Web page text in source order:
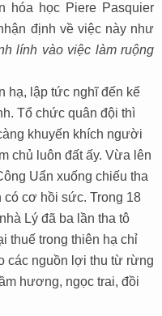
hóa học Piere Pasquier
định về việc này như
lính vào việc làm ruộng
hạ, lập tức nghĩ đến kế
Tổ chức quân đội thì
khuyến khích người
chủ luôn đất ấy. Vừa lên
Uẩn xuống chiếu tha
cơ hồi sức. Trong 18
Lý đã ba lần tha tô
thuế trong thiên hạ chỉ
các nguồn lợi thu từ rừng
hương, ngọc trai, đồi